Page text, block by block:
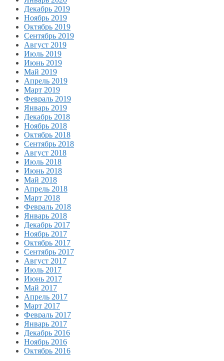
Декабрь 2019
Ноябрь 2019
Октябрь 2019
Сентябрь 2019
Август 2019
Июль 2019
Июнь 2019
Май 2019
Апрель 2019
Март 2019
Февраль 2019
Январь 2019
Декабрь 2018
Ноябрь 2018
Октябрь 2018
Сентябрь 2018
Август 2018
Июль 2018
Июнь 2018
Май 2018
Апрель 2018
Март 2018
Февраль 2018
Январь 2018
Декабрь 2017
Ноябрь 2017
Октябрь 2017
Сентябрь 2017
Август 2017
Июль 2017
Июнь 2017
Май 2017
Апрель 2017
Март 2017
Февраль 2017
Январь 2017
Декабрь 2016
Ноябрь 2016
Октябрь 2016